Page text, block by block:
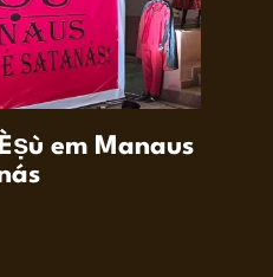
em Manaus